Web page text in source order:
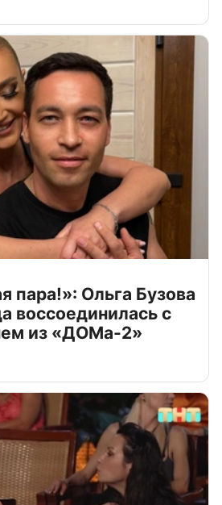
пара!»: Ольга Бузова
воссоединилась с
из «ДОМа-2»